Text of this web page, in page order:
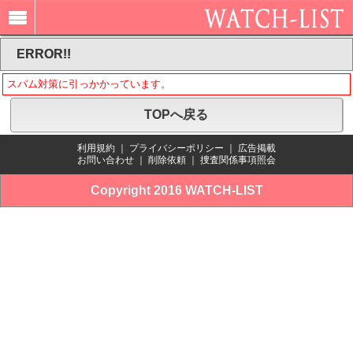
ERROR!!
スパム対策に引っかかっています。
TOPへ戻る
利用規約 プライバシーポリシー
広告掲載
お問い合わせ
削除依頼 捜査関係事項照会
Copyright 2016 WATCH-LIST